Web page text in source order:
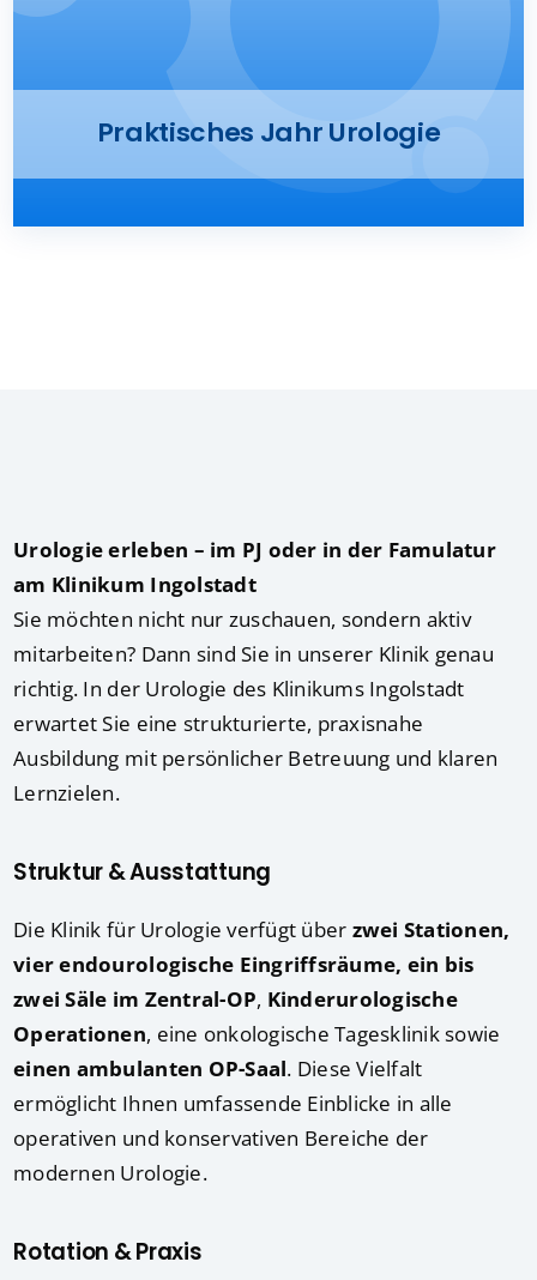
Stellenangebote
Suche
Praktisches Jahr Urologie
Urologie erleben – im PJ oder in der Famulatur
am Klinikum Ingolstadt
Sie möchten nicht nur zuschauen, sondern aktiv
mitarbeiten? Dann sind Sie in unserer Klinik genau
richtig. In der Urologie des Klinikums Ingolstadt
erwartet Sie eine strukturierte, praxisnahe
Ausbildung mit persönlicher Betreuung und klaren
Lernzielen.
Struktur & Ausstattung
Die Klinik für Urologie verfügt über zwei Stationen,
vier endourologische Eingriffsräume, ein bis
zwei Säle im Zentral-OP, Kinderurologische
Operationen, eine onkologische Tagesklinik sowie
einen ambulanten OP-Saal. Diese Vielfalt
ermöglicht Ihnen umfassende Einblicke in alle
operativen und konservativen Bereiche der
modernen Urologie.
Rotation & Praxis